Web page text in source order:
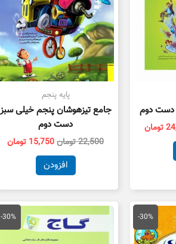
دست دوم
تومان
پایه پنجم
جامع تیزهوشان پنجم خیلی سبز
دست دوم
22,500تومان15,750 تومان
افزودن
-30%
16,000 تومان
قیمت
فعلی
است.
-30%
قیمت
اصلی
15,000 تومان
بود.